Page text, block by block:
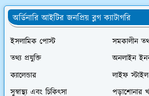
অর্ডিনারি আইটির জনপ্রিয় ব্লগ ক্যাটাগরি
ইসলামিক পোস্ট
সমকালীন
তথ্য প্রযুক্তি
অনলাইন
ক্যালেন্ডার
লাইফ স্টাইল
সুস্বাস্থ্য এবং চিকিৎসা
পড়াশোনার